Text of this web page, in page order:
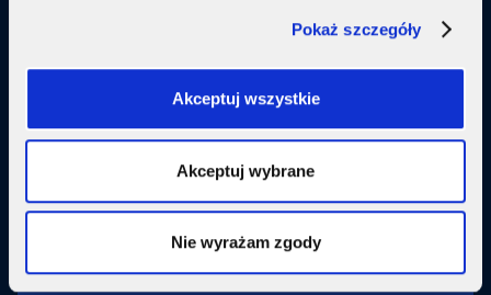
Pokaż szczegóły
Akceptuj wszystkie
Akceptuj wybrane
Nie wyrażam zgody
SupermediaGo
Pomoc i obsługa